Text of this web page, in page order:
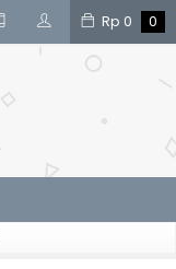
Rp 0 0